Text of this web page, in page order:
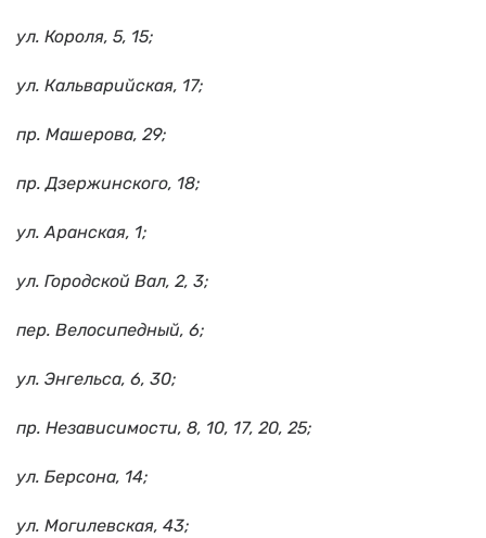
ул. Короля, 5, 15;
ул. Кальварийская, 17;
пр. Машерова, 29;
пр. Дзержинского, 18;
ул. Аранская, 1;
ул. Городской Вал, 2, 3;
пер. Велосипедный, 6;
ул. Энгельса, 6, 30;
пр. Независимости, 8, 10, 17, 20, 25;
ул. Берсона, 14;
ул. Могилевская, 43;